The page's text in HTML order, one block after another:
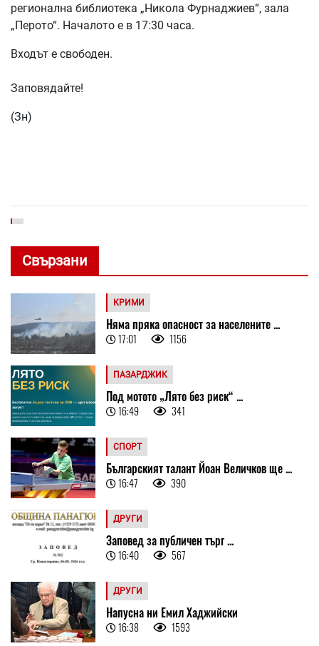
регионална библиотека „Никола Фурнаджиев“, зала
„Перото“. Началото е в 17:30 часа.
Входът е свободен.
Заповядайте!
(Зн)
Свързани
КРИМИ
Няма пряка опасност за населените ...
17:01 1156
ПАЗАРДЖИК
Под мотото „Лято без риск“ ...
16:49 341
СПОРТ
Българският талант Йоан Величков ще ...
16:47 390
ДРУГИ
Заповед за публичен търг ...
16:40 567
ДРУГИ
Напусна ни Емил Хаджийски
16:38 1593